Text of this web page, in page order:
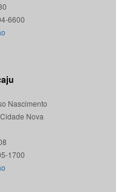
Nascimento
Nova